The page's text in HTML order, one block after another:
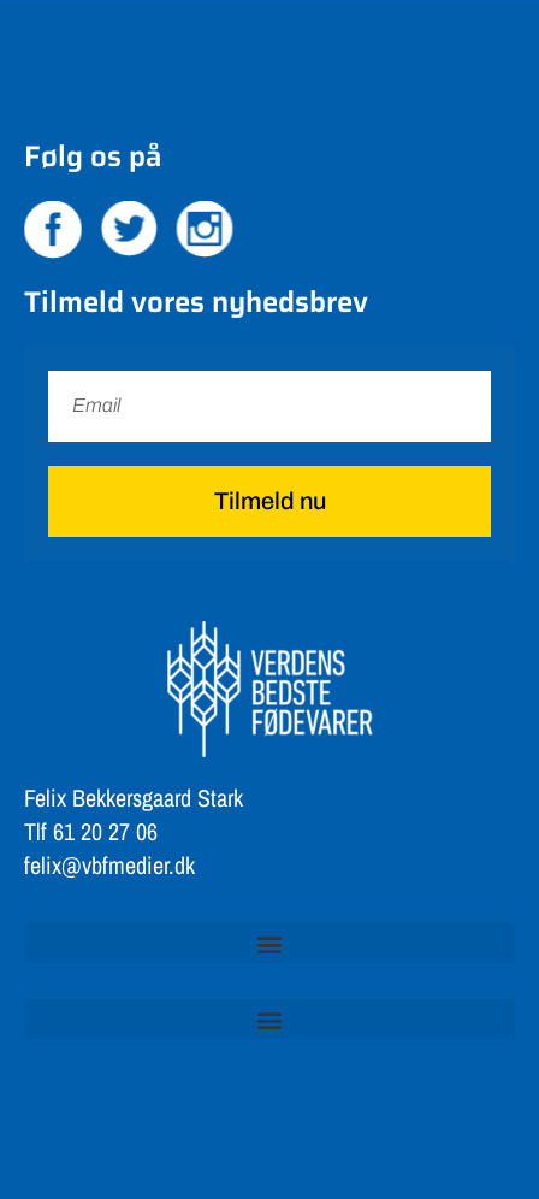
Følg os på
Tilmeld vores nyhedsbrev
Tilmeld nu
Felix Bekkersgaard Stark
Tlf 61 20 27 06
felix@vbfmedier.dk